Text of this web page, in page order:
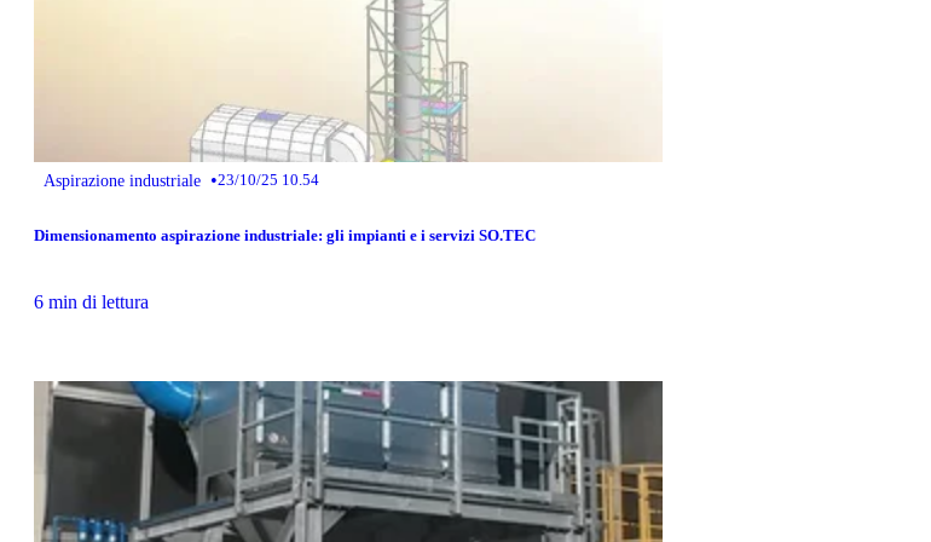
Aspirazione industriale •23/10/25 10.54
Dimensionamento aspirazione industriale: gli impianti e i servizi SO.TEC
6 min di lettura